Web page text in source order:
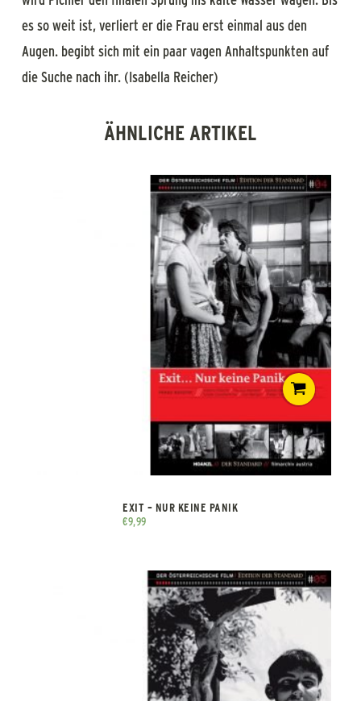
es so weit ist, verliert er die Frau erst einmal aus den
Augen. begibt sich mit ein paar vagen Anhaltspunkten auf
die Suche nach ihr. (Isabella Reicher)
ÄHNLICHE ARTIKEL
EXIT – NUR KEINE PANIK
€9,99